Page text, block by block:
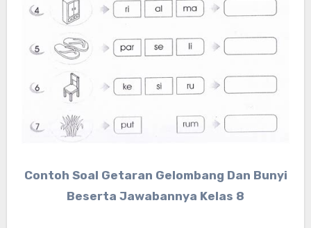
Contoh Soal Getaran Gelombang Dan Bunyi
Beserta Jawabannya Kelas 8